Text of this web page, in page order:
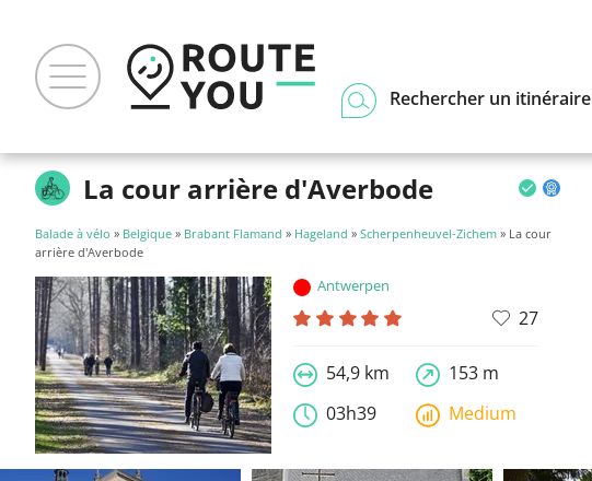
Rechercher un itinéraire
La cour arrière d'Averbode
Balade à vélo » Belgique » Brabant Flamand » Hageland » Scherpenheuvel-Zichem » La cour
arrière d'Averbode
Antwerpen
27
54,9 km
153 m
03h39
Medium